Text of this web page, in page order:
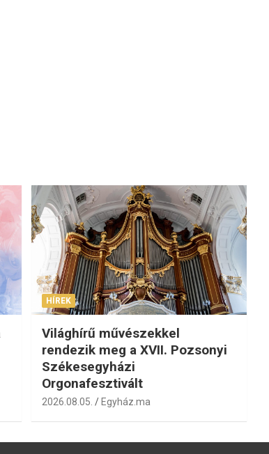
HÍREK
Világhírű művészekkel
rendezik meg a XVII. Pozsonyi
Székesegyházi
Orgonafesztivált
2026.08.05. Egyház.ma